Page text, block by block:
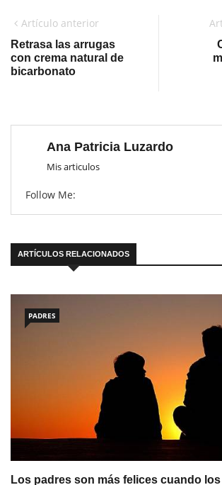
Artículo anterior
Retrasa las arrugas
con crema natural de
bicarbonato
Ana Patricia Luzardo
Mis articulos
Follow Me:
ARTÍCULOS RELACIONADOS
PADRES
Los padres son más felices cuando